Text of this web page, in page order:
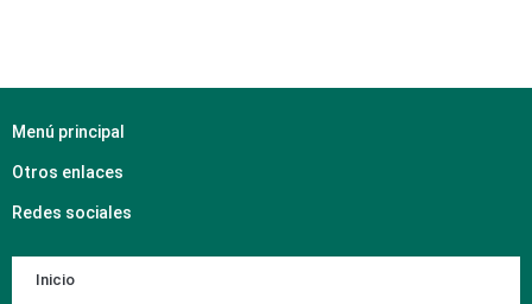
Menú principal
Otros enlaces
Redes sociales
Inicio